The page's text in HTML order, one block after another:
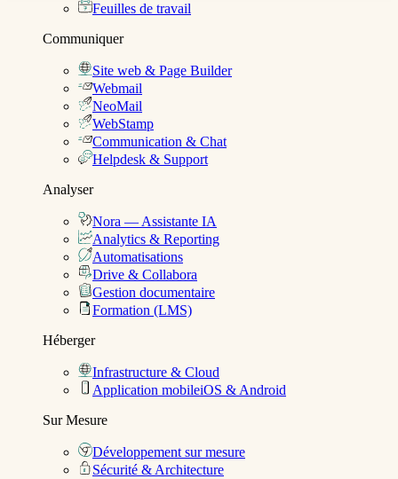
Feuilles de travail
Communiquer
Site web & Page Builder
Webmail
NeoMail
WebStamp
Communication & Chat
Helpdesk & Support
Analyser
Nora — Assistante IA
Analytics & Reporting
Automatisations
Drive & Collabora
Gestion documentaire
Formation (LMS)
Héberger
Infrastructure & Cloud
Application mobileiOS & Android
Sur Mesure
Développement sur mesure
Sécurité & Architecture